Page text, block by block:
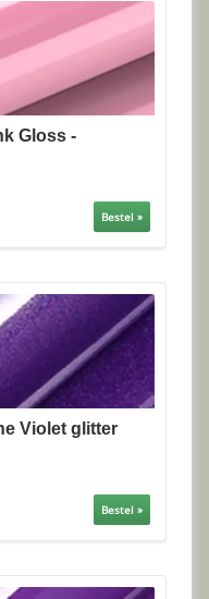
Gloss -
Bestel »
Violet glitter
Bestel »